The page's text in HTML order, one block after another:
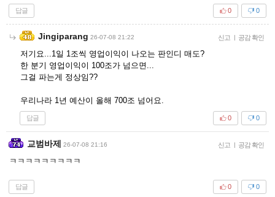
답글 0
0
Jingiparang 26-07-08 21:22 신고 | 공감 확인
저기요...1일 1조씩 영업이익이 나오는 판인디 매도?
한 분기 영업이익이 100조가 넘으면...
그걸 파는게 정상임??
우리나라 1년 예산이 올해 700조 넘어요.
답글 0
0
교범바제 26-07-08 21:16 신고 | 공감 확인
ㅋㅋㅋㅋㅋㅋㅋㅋㅋ
답글 0
0